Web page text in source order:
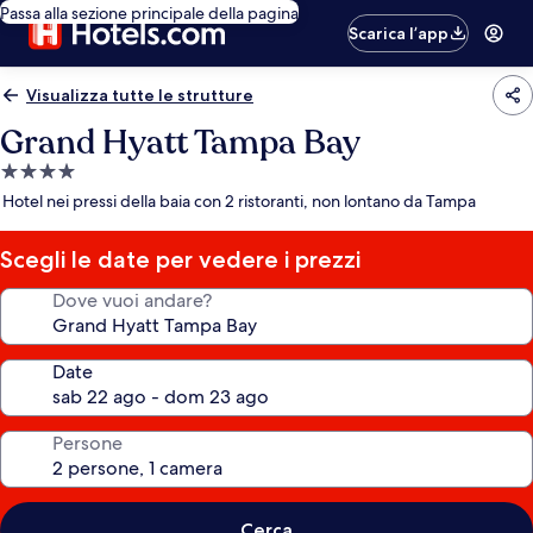
Passa alla sezione principale della pagina
Scarica l’app
Visualizza tutte le strutture
Grand Hyatt Tampa Bay
Struttura
a
stelle
Hotel nei pressi della baia con 2 ristoranti, non lontano da Tampa
Scegli le date per vedere i prezzi
Dove vuoi andare?
Date
Persone